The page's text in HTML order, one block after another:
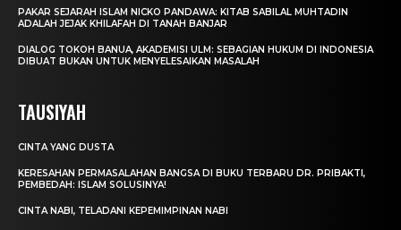
PAKAR SEJARAH ISLAM NICKO PANDAWA: KITAB SABILAL MUHTADIN
ADALAH JEJAK KHILAFAH DI TANAH BANJAR
DIALOG TOKOH BANUA, AKADEMISI ULM: SEBAGIAN HUKUM DI INDONESIA
DIBUAT BUKAN UNTUK MENYELESAIKAN MASALAH
TAUSIYAH
CINTA YANG DUSTA
KERESAHAN PERMASALAHAN BANGSA DI BUKU TERBARU DR. PRIBAKTI,
PEMBEDAH: ISLAM SOLUSINYA!
CINTA NABI, TELADANI KEPEMIMPINAN NABI